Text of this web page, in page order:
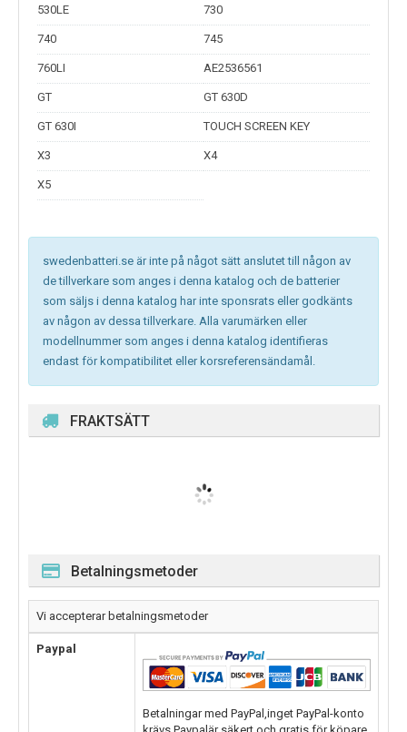
530LE 730
740 745
760LI AE2536561
GT GT 630D
GT 630I TOUCH SCREEN KEY
X3 X4
X5
swedenbatteri.se är inte på något sätt anslutet till någon av
de tillverkare som anges i denna katalog och de batterier
som säljs i denna katalog har inte sponsrats eller godkänts
av någon av dessa tillverkare. Alla varumärken eller
modellnummer som anges i denna katalog identifieras
endast för kompatibilitet eller korsreferensändamål.
FRAKTSÄTT
Betalningsmetoder
Vi accepterar betalningsmetoder
Paypal
Betalningar med PayPal,inget PayPal-konto